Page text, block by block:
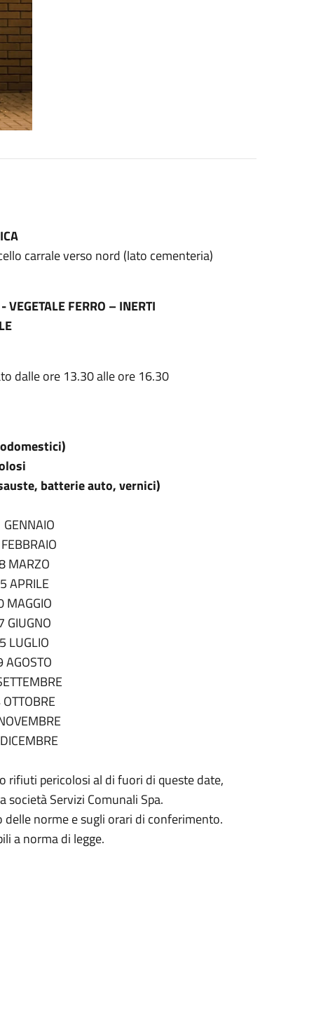
carrale verso nord (lato cementeria)
VEGETALE FERRO – INERTI
dalle ore 13.30 alle ore 16.30
batterie auto, vernici)
MARZO
APRILE
MAGGIO
GIUGNO
LUGLIO
AGOSTO
rifiuti pericolosi al di fuori di queste date,
società Servizi Comunali Spa.
norme e sugli orari di conferimento.
a norma di legge.